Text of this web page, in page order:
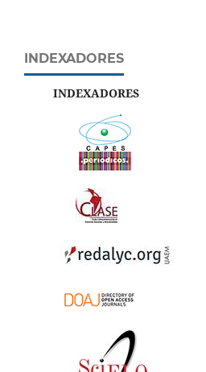
INDEXADORES
INDEXADORES